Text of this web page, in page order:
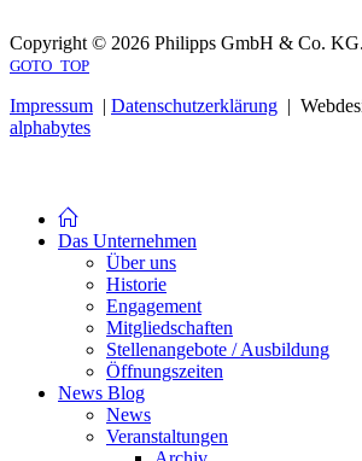
Copyright © 2026 Philipps GmbH & Co.
GOTO_TOP
Impressum | Datenschutzerklärung |
alphabytes
Das Unternehmen
Über uns
Historie
Engagement
Mitgliedschaften
Stellenangebote / Ausbildung
Öffnungszeiten
News Blog
News
Veranstaltungen